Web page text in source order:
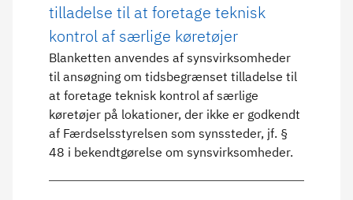
tilladelse til at foretage teknisk
kontrol af særlige køretøjer
Blanketten anvendes af synsvirksomheder
til ansøgning om tidsbegrænset tilladelse til
at foretage teknisk kontrol af særlige
køretøjer på lokationer, der ikke er godkendt
af Færdselsstyrelsen som synssteder, jf. §
48 i bekendtgørelse om synsvirksomheder.